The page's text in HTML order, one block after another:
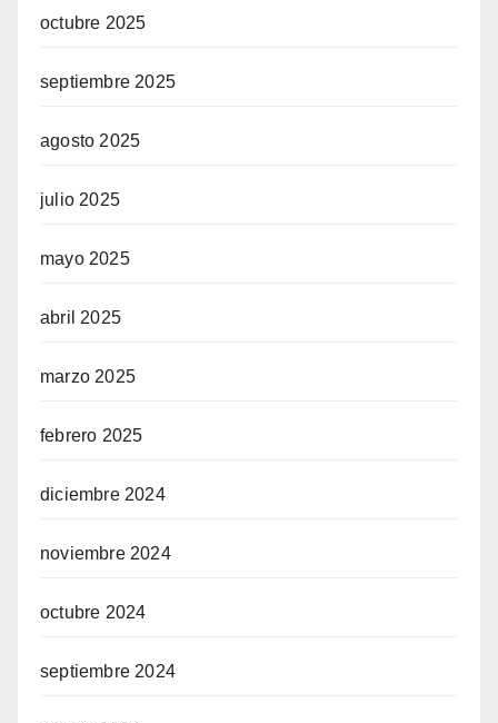
octubre 2025
septiembre 2025
agosto 2025
julio 2025
mayo 2025
abril 2025
marzo 2025
febrero 2025
diciembre 2024
noviembre 2024
octubre 2024
septiembre 2024